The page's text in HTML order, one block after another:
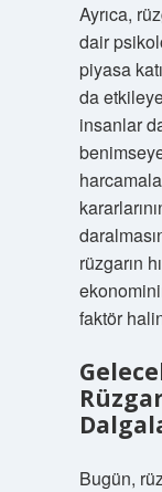
Ayrıca,
dair
piyasa
da
insanlar
rüzgarın
faktör
Bugün,